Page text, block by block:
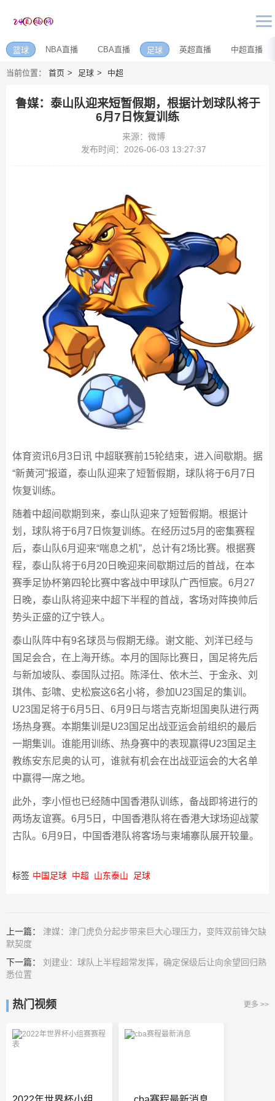
篮球 NBA直播 CBA直播 足球 英超直播 中超直播
当前位置： 首页 足球 中超
鲁媒：泰山队迎来短暂假期，根据计划球队将于
6月7日恢复训练
来源：微博
发布时间：2026-06-03 13:27:37
体育资讯6月3日讯 中超联赛前15轮结束，进入间歇期。据
“新黄河”报道，泰山队迎来了短暂假期，球队将于6月7日
恢复训练。
随着中超间歇期到来，泰山队迎来了短暂假期。根据计
划，球队将于6月7日恢复训练。在经历过5月的密集赛程
后，泰山队6月迎来“喘息之机”，总计有2场比赛。根据赛
程，泰山队将于6月20日晚迎来间歇期过后的首战，在本
赛季足协杯第四轮比赛中客战中甲球队广西恒宸。6月27
日晚，泰山队将迎来中超下半程的首战，客场对阵换帅后
势头正盛的辽宁铁人。
泰山队阵中有9名球员与假期无缘。谢文能、刘洋已经与
国足会合，在上海开练。本月的国际比赛日，国足将先后
与新加坡队、泰国队过招。陈泽仕、依木兰、于金永、刘
琪伟、彭啸、史松宸这6名小将，参加U23国足的集训。
U23国足将于6月5日、6月9日与塔吉克斯坦国奥队进行两
场热身赛。本期集训是U23国足出战亚运会前组织的最后
一期集训。谁能用训练、热身赛中的表现赢得U23国足主
教练安东尼奥的认可，谁就有机会在出战亚运会的大名单
中赢得一席之地。
此外，李小恒也已经随中国香港队训练，备战即将进行的
两场友谊赛。6月5日，中国香港队将在香港大球场迎战蒙
古队。6月9日，中国香港队将客场与柬埔寨队展开较量。
标签 中国足球 中超 山东泰山 足球
上一篇： 津媒：津门虎负分起步带来巨大心理压力，变阵双前锋欠缺
默契度
下一篇： 刘建业：球队上半程超常发挥，确定保级后让向余望回归熟
悉位置
热门视频 更多 >>